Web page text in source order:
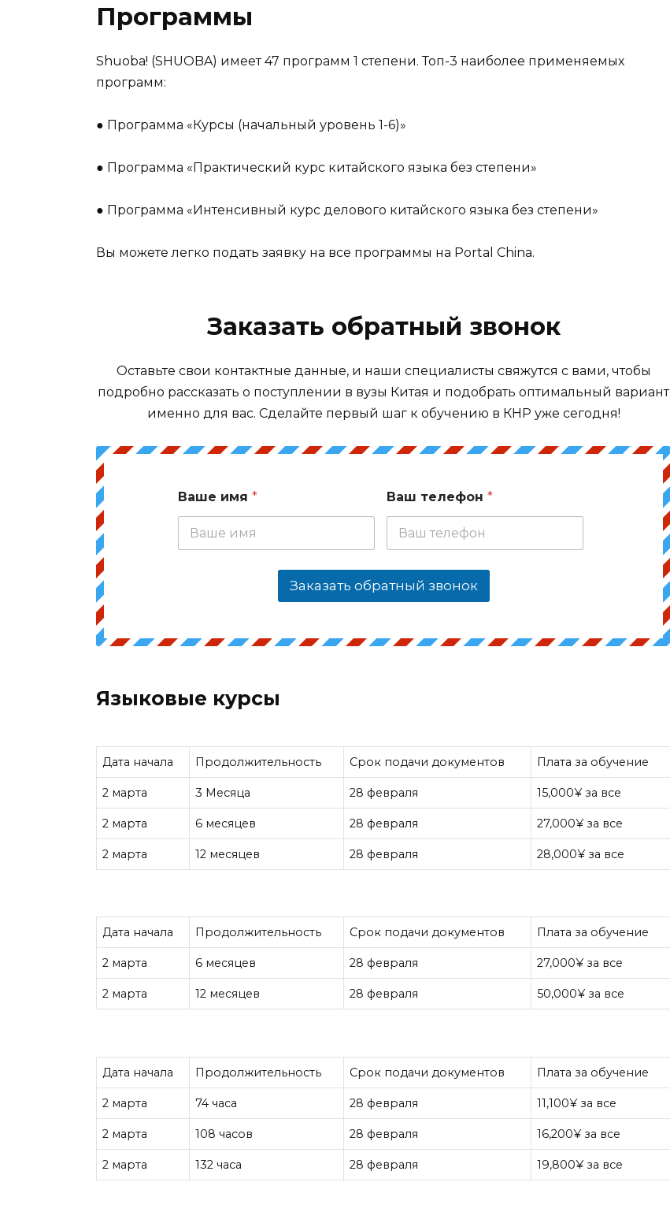
Программы
Shuoba! (SHUOBA) имеет 47 программ 1 степени. Топ-3 наиболее применяемых
программ:
● Программа «Курсы (начальный уровень 1-6)»
● Программа «Практический курс китайского языка без степени»
● Программа «Интенсивный курс делового китайского языка без степени»
Вы можете легко подать заявку на все программы на Portal China.
Заказать обратный звонок
Оставьте свои контактные данные, и наши специалисты свяжутся с вами, чтобы
подробно рассказать о поступлении в вузы Китая и подобрать оптимальный вариант
именно для вас. Сделайте первый шаг к обучению в КНР уже сегодня!
Ваше имя * Ваш телефон *
Заказать обратный звонок
Языковые курсы
Дата начала Продолжительность Срок подачи документов Плата за обучение
2 марта 3 Месяца 28 февраля 15,000¥ за все
2 марта 6 месяцев 28 февраля 27,000¥ за все
2 марта 12 месяцев 28 февраля 28,000¥ за все
Дата начала Продолжительность Срок подачи документов Плата за обучение
2 марта 6 месяцев 28 февраля 27,000¥ за все
2 марта 12 месяцев 28 февраля 50,000¥ за все
Дата начала Продолжительность Срок подачи документов Плата за обучение
2 марта 74 часа 28 февраля 11,100¥ за все
2 марта 108 часов 28 февраля 16,200¥ за все
2 марта 132 часа 28 февраля 19,800¥ за все